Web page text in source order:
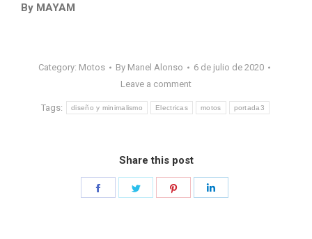
By MAYAM
Category: Motos By Manel Alonso
6 de julio de 2020
Leave a comment
Tags: diseño y minimalismo Electricas motos portada3
Share this post